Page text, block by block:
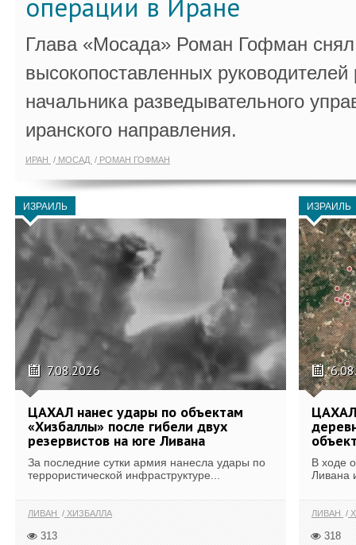
операции в Иране
Глава «Мосада» Роман Гофман снял
высокопоставленных
начальника разведывательного
иранского направления.
ИРАН МОСАД РОМАН ГОФМАН
ИЗРАИЛЬ
7.08.2026
ЦАХАЛ нанес удары по объектам
«Хизбаллы» после гибели двух
резервистов на юге Ливана
За последние сутки армия нанесла удары по
террористической инфраструктуре...
ЛИВАН ХИЗБАЛЛА
313
ИЗРАИЛЬ
В ходе
Ливана
ЛИВАН
318